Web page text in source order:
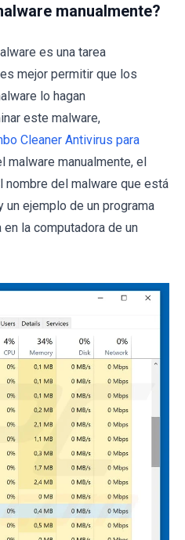
manualmente?
es una tarea
mejor permitir que los
lo hagan
este malware,
Cleaner Antivirus para
malware manualmente, el
del malware que está
un ejemplo de un programa
la computadora de un